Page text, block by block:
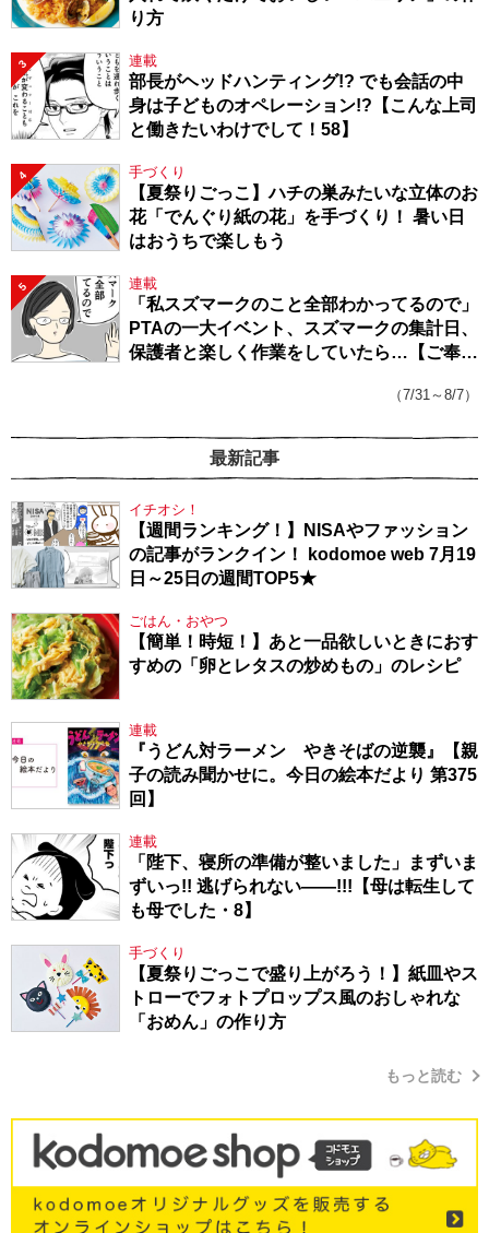
り方
3 連載
部長がヘッドハンティング!? でも会話の中
身は子どものオペレーション!?【こんな上司
と働きたいわけでして！58】
4 手づくり
【夏祭りごっこ】ハチの巣みたいな立体のお
花「でんぐり紙の花」を手づくり！ 暑い日
はおうちで楽しもう
5 連載
「私スズマークのこと全部わかってるので」
PTAの一大イベント、スズマークの集計日、
保護者と楽しく作業をしていたら…【ご奉仕
（7/31～8/7）
最新記事
イチオシ！
【週間ランキング！】NISAやファッション
の記事がランクイン！ kodomoe web 7月19
日～25日の週間TOP5★
ごはん・おやつ
【簡単！時短！】あと一品欲しいときにおす
すめの「卵とレタスの炒めもの」のレシピ
連載
『うどん対ラーメン やきそばの逆襲』【親
子の読み聞かせに。今日の絵本だより 第375
回】
連載
「陛下、寝所の準備が整いました」まずいま
ずいっ!! 逃げられない――!!!【母は転生して
も母でした・8】
手づくり
【夏祭りごっこで盛り上がろう！】紙皿やス
トローでフォトプロップス風のおしゃれな
「おめん」の作り方
もっと読む